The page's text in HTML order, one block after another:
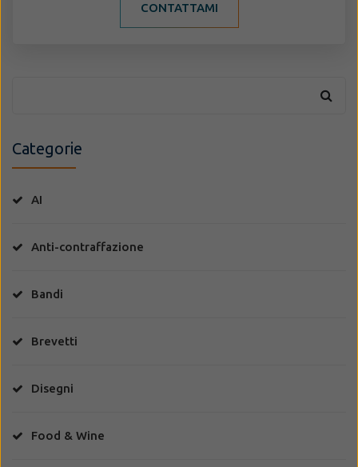
CONTATTAMI
Categorie
AI
Anti-contraffazione
Bandi
Brevetti
Disegni
Food & Wine